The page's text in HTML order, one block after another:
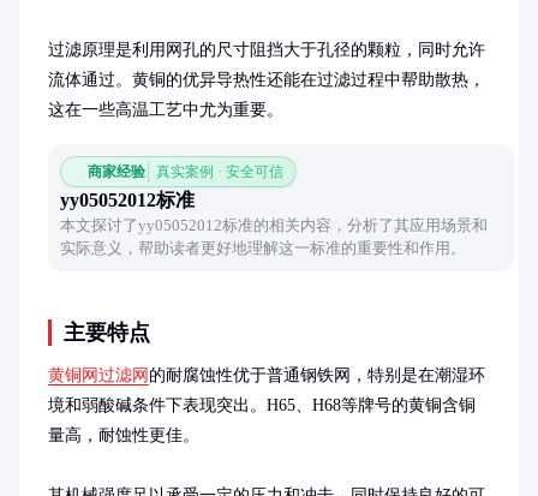
过滤原理是利用网孔的尺寸阻挡大于孔径的颗粒，同时允许
流体通过。黄铜的优异导热性还能在过滤过程中帮助散热，
这在一些高温工艺中尤为重要。
商家经验 真实案例 · 安全可信
yy05052012标准
本文探讨了yy05052012标准的相关内容，分析了其应用场景和
实际意义，帮助读者更好地理解这一标准的重要性和作用。
主要特点
黄铜网过滤网 的耐腐蚀性优于普通钢铁网，特别是在潮湿环
境和弱酸碱条件下表现突出。H65、H68等牌号的黄铜含铜
量高，耐蚀性更佳。